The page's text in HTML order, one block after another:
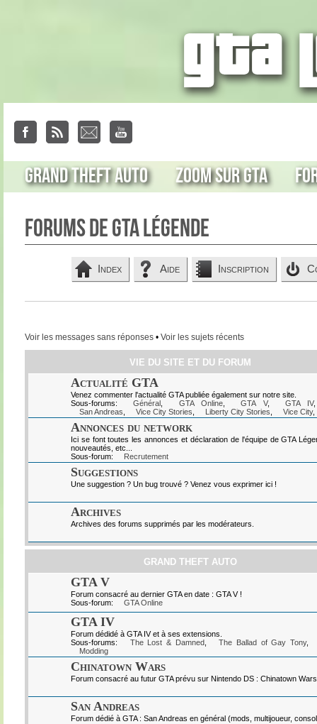
Grand Theft Auto Zoom sur GTA
Forums de GTA Légende
Index Aide Inscription
Voir les messages sans réponses• Voir les sujets récents
VIE DU SITE ET DU FORUM
Actualité GTA
Venez commenter l'actualité GTA publiée également sur notre site.
Sous-forums:
Général GTA Online, GTA V, GTA IV
San Andreas
Vice City Stories Liberty City Stories Vice City,
Annonces du network
Ici se font toutes les annonces et déclaration de l'équipe de GTA
nouveautés, etc...
Sous-forum:
Recrutement
Suggestions
Une suggestion ? Un bug trouvé ? Venez vous exprimer ici !
Archives
Archives des forums supprimés par les modérateurs.
GRAND THEFT AUTO
GTA V
Forum consacré au dernier GTA en date : GTA V !
Sous-forum:
GTA Online
GTA IV
Forum dédidé à GTA IV et à ses extensions.
Sous-forums:
The Lost & Damned, The Ballad of Gay Tony,
Modding
Chinatown Wars
Forum consacré au futur GTA prévu sur Nintendo DS : Chinatown Wars
San Andreas
Forum dédié à GTA : San Andreas en général (mods, multijoueur,